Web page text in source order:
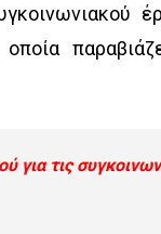
για τις